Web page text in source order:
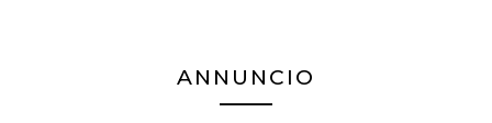
ANNUNCIO